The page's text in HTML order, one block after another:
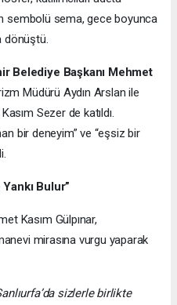
sembolü sema, gece boyunca
dönüştü.
Belediye Başkanı Mehmet
Müdürü Aydın Arslan ile
Sezer de katıldı.
bir deneyim” ve “eşsiz bir
Bulur”
Kasım Gülpınar,
mirasına vurgu yaparak
sizlerle birlikte